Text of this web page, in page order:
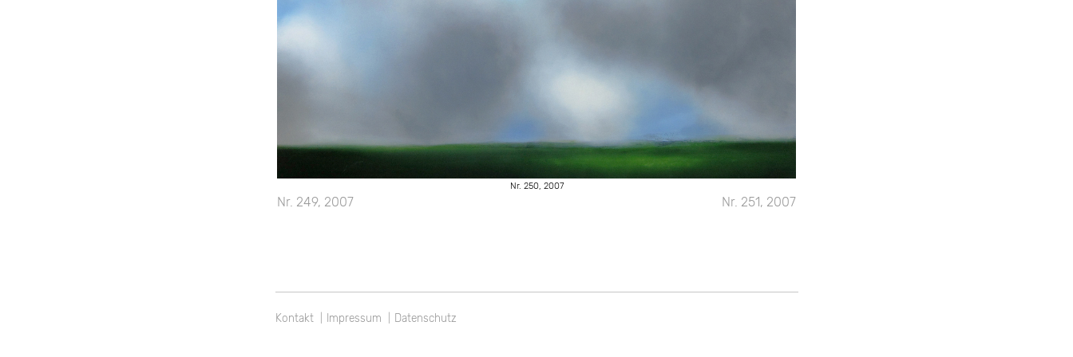
Nr. 250, 2007
Beitragsnavigation
Nr. 249, 2007 Nr. 251, 2007
Kontakt Impressum Datenschutz